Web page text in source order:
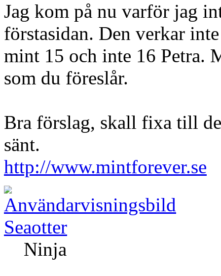
Jag kom på nu varför jag
förstasidan. Den verkar
mint 15 och inte 16 Petra.
som du föreslår.
Bra förslag, skall fixa till
sänt.
http://www.mintforever.se
Seaotter
Ninja